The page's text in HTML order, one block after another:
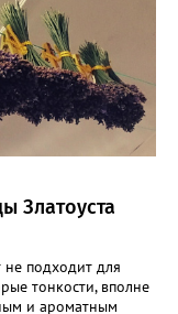
Златоуста
подходит для
тонкости, вполне
и ароматным